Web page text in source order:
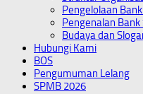
Pengelolaan
Pengenalan Bank
Budaya dan
Hubungi Kami
BOS
Pengumuman Lelang
SPMB 2026